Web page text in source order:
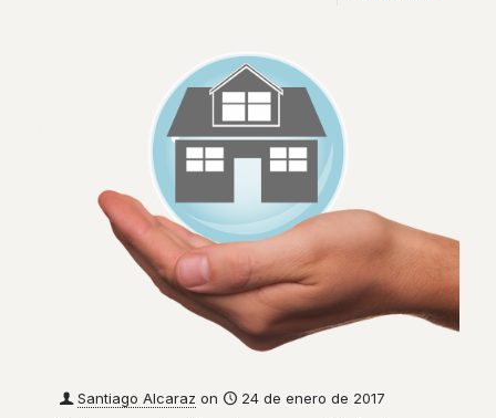
Santiago Alcaraz on 24 de enero de 2017